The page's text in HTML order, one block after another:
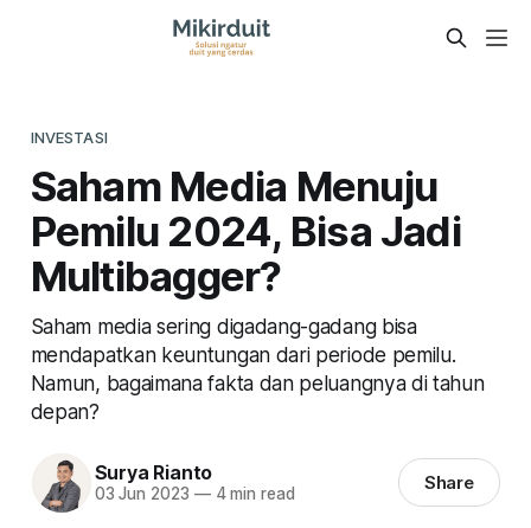
INVESTASI
Saham Media Menuju
Pemilu 2024, Bisa Jadi
Multibagger?
Saham media sering digadang-gadang bisa
mendapatkan keuntungan dari periode pemilu.
Namun, bagaimana fakta dan peluangnya di tahun
depan?
Surya Rianto
03 Jun 2023 —4 min read Share